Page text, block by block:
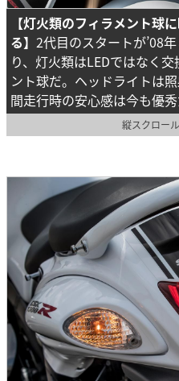
【灯火類のフィラメント球
る】 2代目のスタートが’08
り、灯火類はLEDではなく
ント球だ。ヘッドライトは
間走行時の安心感は今も優秀
縦スクロー